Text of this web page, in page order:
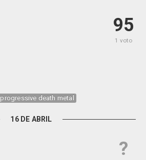
95
1 voto
progressive death metal
16 DE ABRIL
?